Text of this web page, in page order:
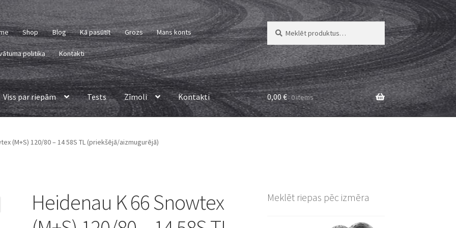
Shop Blog Kā pasūtīt Grozs Mans konts
politika Kontakti
Meklēt:
Meklēt
Viss par riepām Tests Zīmoli Kontakti 0,00€ 0 items
(M+S) 120/80 – 14 58S TL (priekšējā/aizmugurējā)
Heidenau K 66 Snowtex
Meklēt riepas pēc izmēra